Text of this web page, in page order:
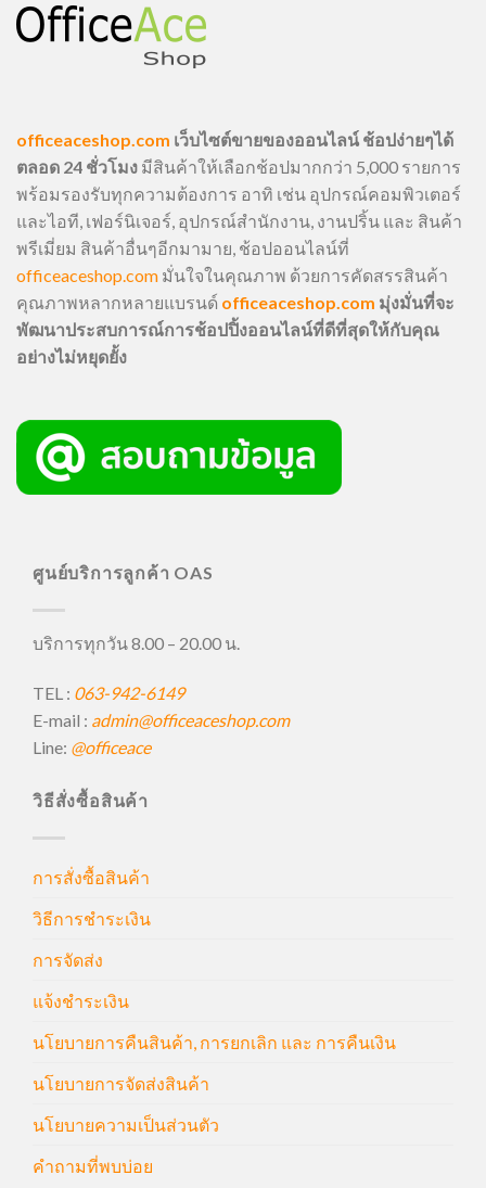
officeaceshop.com เว็บไซต์ขายของออนไลน์ ช้อปง่ายๆได้
ตลอด 24 ชั่วโมง มีสินค้าให้เลือกช้อปมากกว่า 5,000 รายการ
พร้อมรองรับทุกความต้องการ อาทิ เช่น อุปกรณ์คอมพิวเตอร์
และไอที, เฟอร์นิเจอร์, อุปกรณ์สำนักงาน, งานปริ้น และ สินค้า
พรีเมี่ยม สินค้าอื่นๆอีกมามาย, ช้อปออนไลน์ที่
officeaceshop.com มั่นใจในคุณภาพ ด้วยการคัดสรรสินค้า
คุณภาพหลากหลายแบรนด์ officeaceshop.com มุ่งมั่นที่จะ
พัฒนาประสบการณ์การช้อปปิ้งออนไลน์ที่ดีที่สุดให้กับคุณ
อย่างไม่หยุดยั้ง
ศูนย์บริการลูกค้า OAS
บริการทุกวัน 8.00 – 20.00 น.
TEL : 063-942-6149
E-mail : admin@officeaceshop.com
Line: @officeace
วิธีสั่งซื้อสินค้า
การสั่งซื้อสินค้า
วิธีการชำระเงิน
การจัดส่ง
แจ้งชำระเงิน
นโยบายการคืนสินค้า, การยกเลิก และ การคืนเงิน
นโยบายการจัดส่งสินค้า
นโยบายความเป็นส่วนตัว
คำถามที่พบบ่อย